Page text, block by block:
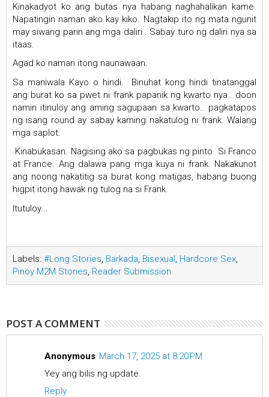
Kinakadyot ko ang butas nya habang naghahalikan kame.
Napatingin naman ako kay kiko. Nagtakip ito ng mata ngunit
may siwang parin ang mga daliri . Sabay turo ng daliri nya sa
itaas.
Agad ko naman itong naunawaan.
Sa maniwala Kayo o hindi. Binuhat kong hindi tinatanggal
ang burat ko sa pwet ni frank papanik ng kwarto nya.. doon
namin itinuloy ang aming sagupaan sa kwarto.. pagkatapos
ng isang round ay sabay kaming nakatulog ni frank. Walang
mga saplot.
Kinabukasan. Nagising ako sa pagbukas ng pinto. Si Franco
at France. Ang dalawa pang mga kuya ni frank. Nakakunot
ang noong nakatitig sa burat kong matigas, habang buong
higpit itong hawak ng tulog na si Frank.
Itutuloy...
Labels: #Long Stories Barkada Bisexual Hardcore Sex
Pinoy M2M Stories Reader Submission
POST A COMMENT
Anonymous March 17, 2025 at 8:20 PM
Yey ang bilis ng update.
Reply